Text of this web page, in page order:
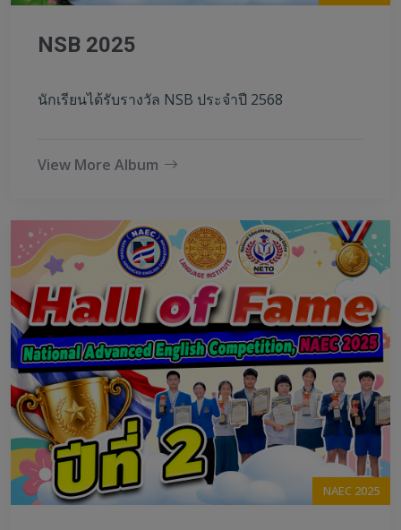
NSB 2025
นักเรียนได้รับรางวัล NSB ประจำปี 2568
View More Album
NAEC 2025